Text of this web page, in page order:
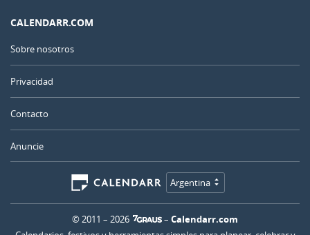
CALENDARR.COM
Sobre nosotros
Privacidad
Contacto
Anuncie
Argentina
© 2011 – 2026 – Calendarr.com